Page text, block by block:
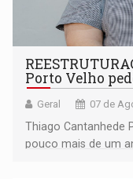
Porto Velho
Geral 07 de
Thiago Cantanhede
pouco mais de um